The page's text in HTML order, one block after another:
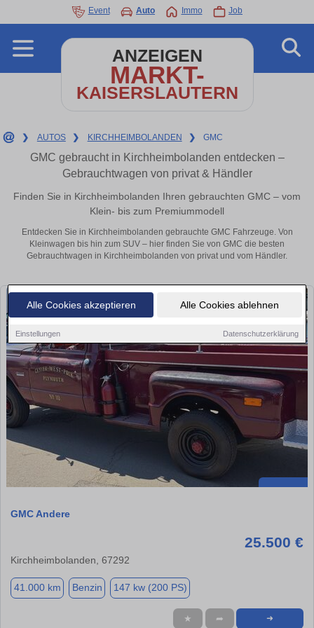
Alle Cookies akzeptieren Alle Cookies ablehnen
Einstellungen Datenschutzerklärung
Event Auto Immo Job
ANZEIGEN
MARKT-
KAISERSLAUTERN
❯ AUTOS ❯ KIRCHHEIMBOLANDEN ❯ GMC
GMC gebraucht in Kirchheimbolanden entdecken –
Gebrauchtwagen von privat & Händler
Finden Sie in Kirchheimbolanden Ihren gebrauchten GMC – vom
Klein- bis zum Premiummodell
Entdecken Sie in Kirchheimbolanden gebrauchte GMC Fahrzeuge. Von
Kleinwagen bis hin zum SUV – hier finden Sie von GMC die besten
Gebrauchtwagen in Kirchheimbolanden von privat und vom Händler.
GMC Andere
25.500 €
Kirchheimbolanden, 67292
41.000 km Benzin 147 kw (200 PS)
★ ➦ ➜